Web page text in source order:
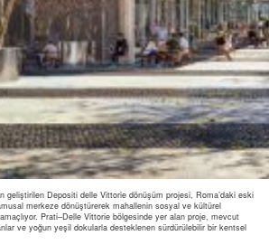
geliştirilen Depositi delle Vittorie dönüşüm projesi, Roma’daki eski
merkeze dönüştürerek mahallenin sosyal ve kültürel
amaçlıyor. Prati–Delle Vittorie bölgesinde yer alan proje, mevcut
ve yoğun yeşil dokularla desteklenen sürdürülebilir bir kentsel